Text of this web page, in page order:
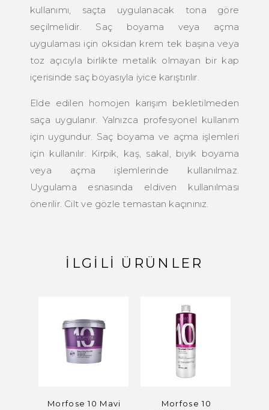
kullanımı, saçta uygulanacak tona göre
seçilmelidir. Saç boyama veya açma
uygulaması için oksidan krem tek başına veya
toz açıcıyla birlikte metalik olmayan bir kap
içerisinde saç boyasıyla iyice karıştırılır.
Elde edilen homojen karışım bekletilmeden
saça uygulanır. Yalnızca profesyonel kullanım
için uygundur. Saç boyama ve açma işlemleri
için kullanılır. Kirpik, kaş, sakal, bıyık boyama
veya açma işlemlerinde kullanılmaz.
Uygulama esnasında eldiven kullanılması
önerilir. Cilt ve gözle temastan kaçınınız.
İLGILI ÜRÜNLER
Morfose 10 Mavi
Morfose 10